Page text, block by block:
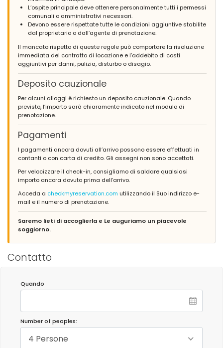
L’ospite principale deve ottenere personalmente tutti i permessi
comunali o amministrativi necessari.
Devono essere rispettate tutte le condizioni aggiuntive stabilite
dal proprietario o dall’agente di prenotazione.
Il mancato rispetto di queste regole può comportare la risoluzione
immediata del contratto di locazione e l’addebito di costi
aggiuntivi per danni, pulizia, disturbo o disagio.
Deposito cauzionale
Per alcuni alloggi è richiesto un deposito cauzionale. Quando
previsto, l’importo sarà chiaramente indicato nel modulo di
prenotazione.
Pagamenti
I pagamenti ancora dovuti all’arrivo possono essere effettuati in
contanti o con carta di credito. Gli assegni non sono accettati.
Per velocizzare il check-in, consigliamo di saldare qualsiasi
importo ancora dovuto prima dell’arrivo.
Acceda a checkmyreservation.com utilizzando il Suo indirizzo e-
mail e il numero di prenotazione.
Saremo lieti di accoglierla e Le auguriamo un piacevole
soggiorno.
Contatto
Quando
Number of peoples:
4 Persone